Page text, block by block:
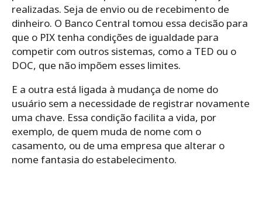
realizadas. Seja de envio ou de recebimento de
dinheiro. O Banco Central tomou essa decisão para
que o PIX tenha condições de igualdade para
competir com outros sistemas, como a TED ou o
DOC, que não impõem esses limites.
E a outra está ligada à mudança de nome do
usuário sem a necessidade de registrar novamente
uma chave. Essa condição facilita a vida, por
exemplo, de quem muda de nome com o
casamento, ou de uma empresa que alterar o
nome fantasia do estabelecimento.